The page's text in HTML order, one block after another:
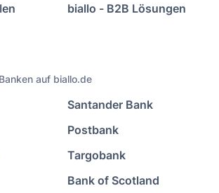
biallo - B2B Lösungen
auf biallo.de
Santander Bank
Postbank
Targobank
Bank of Scotland